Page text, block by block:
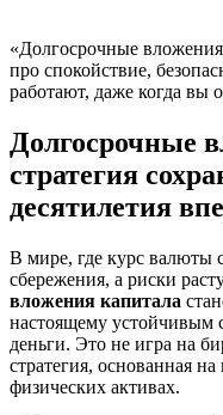
«Долгосрочные
про спокойствие,
работают, даже когда вы
Долгосрочные
стратегия
десятилетия
В мире, где курс валюты
сбережения, а риски
вложения капитала
настоящему устойчивым
деньги. Это не игра на
стратегия, основанная
физических активах.